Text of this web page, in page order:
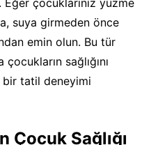
çocuklarınız yüzme
suya girmeden önce
emin olun. Bu tür
çocukların sağlığını
tatil deneyimi
Çocuk Sağlığı